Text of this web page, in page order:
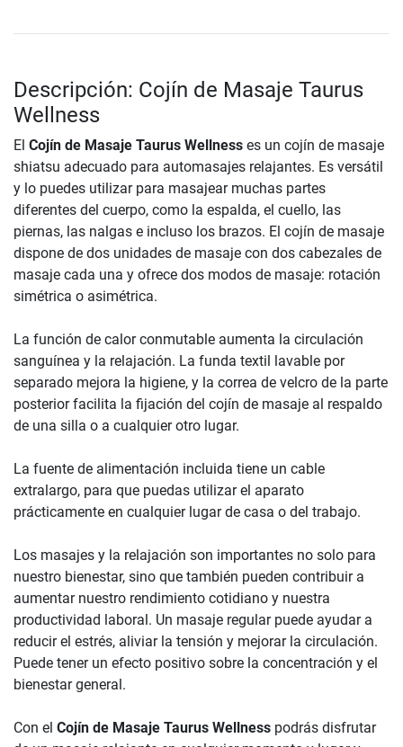
Descripción: Cojín de Masaje Taurus
Wellness
El Cojín de Masaje Taurus Wellness es un cojín de masaje
shiatsu adecuado para automasajes relajantes. Es versátil
y lo puedes utilizar para masajear muchas partes
diferentes del cuerpo, como la espalda, el cuello, las
piernas, las nalgas e incluso los brazos. El cojín de masaje
dispone de dos unidades de masaje con dos cabezales de
masaje cada una y ofrece dos modos de masaje: rotación
simétrica o asimétrica.
La función de calor conmutable aumenta la circulación
sanguínea y la relajación. La funda textil lavable por
separado mejora la higiene, y la correa de velcro de la parte
posterior facilita la fijación del cojín de masaje al respaldo
de una silla o a cualquier otro lugar.
La fuente de alimentación incluida tiene un cable
extralargo, para que puedas utilizar el aparato
prácticamente en cualquier lugar de casa o del trabajo.
Los masajes y la relajación son importantes no solo para
nuestro bienestar, sino que también pueden contribuir a
aumentar nuestro rendimiento cotidiano y nuestra
productividad laboral. Un masaje regular puede ayudar a
reducir el estrés, aliviar la tensión y mejorar la circulación.
Puede tener un efecto positivo sobre la concentración y el
bienestar general.
Con el Cojín de Masaje Taurus Wellness podrás disfrutar